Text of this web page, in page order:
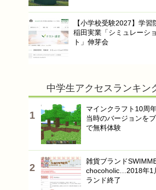
【小学校受験2027】学習
稲田実業「シミュレーシ
ト」伸芽会
中学生アクセスランキン
マインクラフト10周
当時のバージョンを
で無料体験
雑貨ブランド
chocoholic…2018年1
ランド終了